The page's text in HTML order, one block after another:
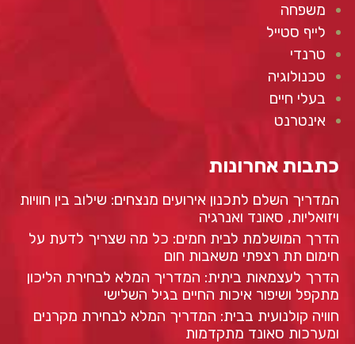
משפחה
לייף סטייל
טרנדי
טכנולוגיה
בעלי חיים
אינטרנט
כתבות אחרונות
המדריך השלם לתכנון אירועים מנצחים: שילוב בין חוויות
ויזואליות, סאונד ואנרגיה
הדרך המושלמת לבית חמים: כל מה שצריך לדעת על
חימום תת רצפתי משאבות חום
הדרך לעצמאות ביתית: המדריך המלא לבחירת הליכון
מתקפל ושיפור איכות החיים בגיל השלישי
חוויה קולנועית בבית: המדריך המלא לבחירת מקרנים
ומערכות סאונד מתקדמות